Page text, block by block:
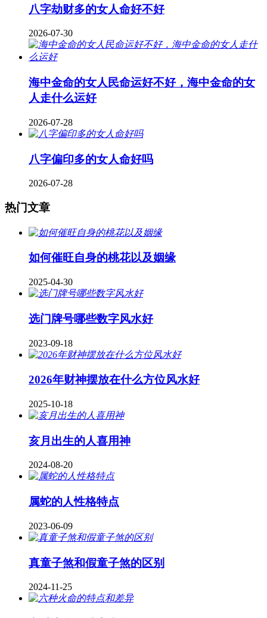
八字劫财多的女人命好不好
2026-07-30
海中金命的女人民命运好不好，海中金命的女
人走什么运好
2026-07-28
八字偏印多的女人命好吗
2026-07-28
热门文章
如何催旺自身的桃花以及姻缘
2025-04-30
​选门牌号哪些数字风水好
2023-09-18
2026年财神摆放在什么方位风水好
2025-10-18
亥月出生的人喜用神
2024-08-20
属蛇的人性格特点
2023-06-09
真童子煞和假童子煞的区别
2024-11-25